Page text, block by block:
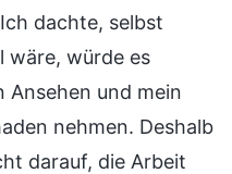
dachte, selbst
wäre, würde es
Ansehen und mein
nehmen. Deshalb
darauf, die Arbeit